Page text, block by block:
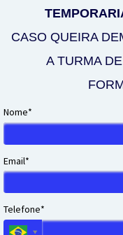
CASO QUEIRA
A TURMA
Nome*
Email*
Telefone*